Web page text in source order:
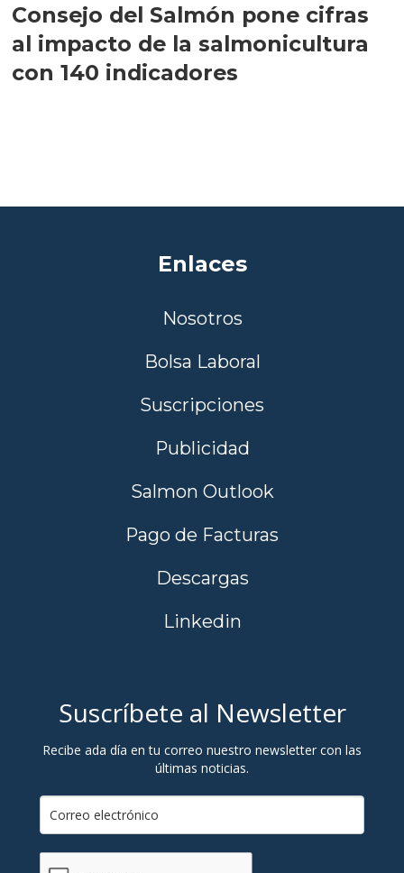
Consejo del Salmón pone cifras
al impacto de la salmonicultura
con 140 indicadores
Enlaces
Nosotros
Bolsa Laboral
Suscripciones
Publicidad
Salmon Outlook
Pago de Facturas
Descargas
Linkedin
Suscríbete al Newsletter
Recibe ada día en tu correo nuestro newsletter con las
últimas noticias.